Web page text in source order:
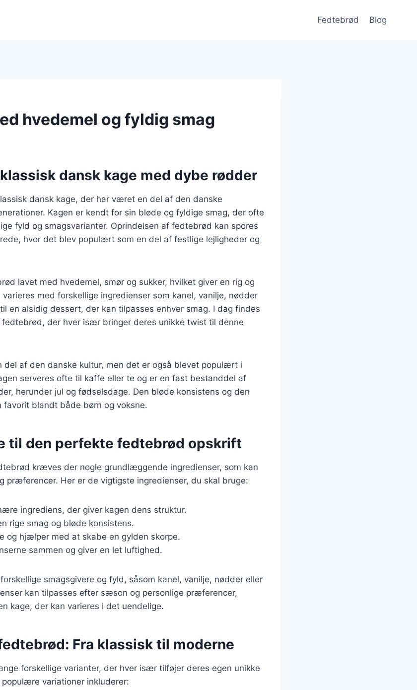
Fedtebrød Blog
hvedemel og fyldig smag
dansk kage med dybe rødder
dansk kage, der har været en del af den danske
Kagen er kendt for sin bløde og fyldige smag, der ofte
fyld og smagsvarianter. Oprindelsen af fedtebrød kan spores
hvor det blev populært som en del af festlige lejligheder og
lavet med hvedemel, smør og sukker, hvilket giver en rig og
med forskellige ingredienser som kanel, vanilje, nødder
en alsidig dessert, der kan tilpasses enhver smag. I dag findes
der hver især bringer deres unikke twist til denne
del af den danske kultur, men det er også blevet populært i
serveres ofte til kaffe eller te og er en fast bestanddel af
herunder jul og fødselsdage. Den bløde konsistens og den
favorit blandt både børn og voksne.
til den perfekte fedtebrød opskrift
kræves der nogle grundlæggende ingredienser, som kan
præferencer. Her er de vigtigste ingredienser, du skal bruge:
ingrediens, der giver kagen dens struktur.
rige smag og bløde konsistens.
og hjælper med at skabe en gylden skorpe.
sammen og giver en let luftighed.
smagsgivere og fyld, såsom kanel, vanilje, nødder eller
kan tilpasses efter sæson og personlige præferencer,
kage, der kan varieres i det uendelige.
Fra klassisk til moderne
forskellige varianter, der hver især tilføjer deres egen unikke
variationer inkluderer: